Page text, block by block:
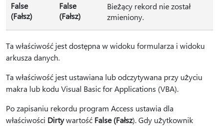
False
(Fałsz)
False
(Fałsz)
Bieżący rekord nie został
zmieniony.
Ta właściwość jest dostępna w widoku formularza i widoku
arkusza danych.
Ta właściwość jest ustawiana lub odczytywana przy użyciu
makra lub kodu Visual Basic for Applications (VBA).
Po zapisaniu rekordu program Access ustawia dla
właściwości Dirtywartość False (Fałsz). Gdy użytkownik